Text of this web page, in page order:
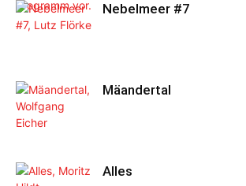
Nebelmeer #7
Mäandertal
Alles